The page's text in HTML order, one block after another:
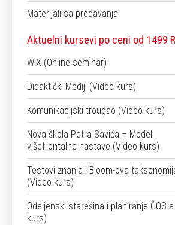
Materijali sa predavanja
Aktuelni kursevi po ceni od 1499
WIX (Online seminar)
Didaktički Mediji (Video kurs)
Komunikacijski trougao (Video kurs)
Nova škola Petra Savića – Model
višefrontalne nastave (Video kurs)
Testovi znanja i Bloom-ova
(Video kurs)
Odeljenski starešina i planiranje ČOS-
kurs)